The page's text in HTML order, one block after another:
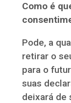
Como é
Pode, a
retirar o
para o
suas
deixará de